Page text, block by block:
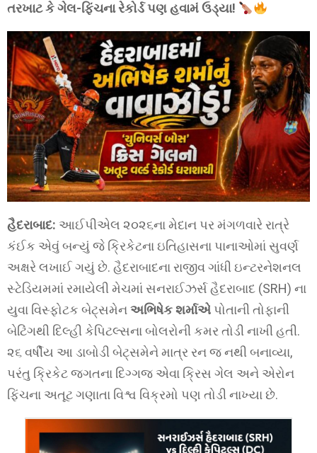
તરખાટ કે ગેલ-ફિંચના રેકોર્ડ પણ હવામં ઉડ્યા!
હૈદરાબાદ: આઈપીએલ ૨૦૨૬ના મેદાન પર મંગળવારે રાત્રે
કંઈક એવું બન્યું જે ક્રિકેટના ઇતિહાસના પાનાઓમાં સુવર્ણ
અક્ષરે લખાઈ ગયું છે. હૈદરાબાદના રાજીવ ગાંધી ઇન્ટરનેશનલ
સ્ટેડિયમમાં રમાયેલી મેચમાં સનરાઈઝર્સ હૈદરાબાદ (SRH) ના
યુવા વિસ્ફોટક બેટ્સમેનઅભિષેક શર્માએ પોતાની તોફાની
બેટિંગથી દિલ્હી કેપિટલ્સના બોલરોની કમર તોડી નાખી હતી.
૨૬ વર્ષીય આ ડાબોડી બેટ્સમેને માત્ર રન જ નથી બનાવ્યા,
પરંતુ ક્રિકેટ જગતના દિગ્ગજ એવા ક્રિસ ગેલ અને એરોન
ફિંચના અતૂટ ગણાતા વિશ્વ વિક્રમો પણ તોડી નાખ્યા છે.